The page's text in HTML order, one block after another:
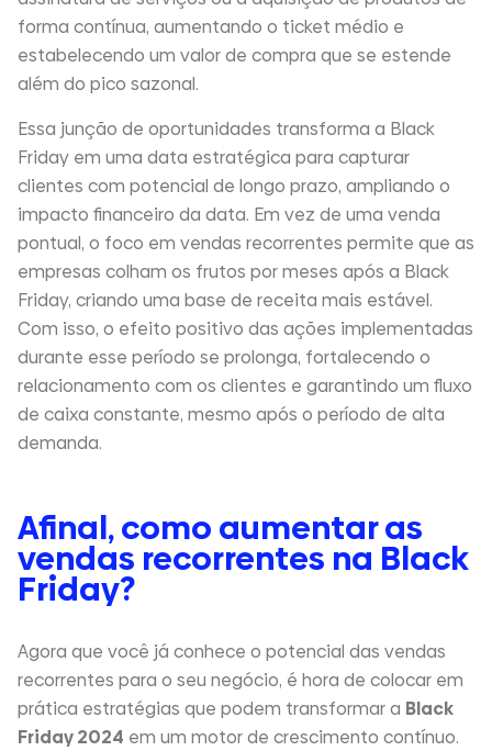
forma contínua, aumentando o ticket médio e
estabelecendo um valor de compra que se estende
além do pico sazonal.
Essa junção de oportunidades transforma a Black
Friday em uma data estratégica para capturar
clientes com potencial de longo prazo, ampliando o
impacto financeiro da data. Em vez de uma venda
pontual, o foco em vendas recorrentes permite que as
empresas colham os frutos por meses após a Black
Friday, criando uma base de receita mais estável.
Com isso, o efeito positivo das ações implementadas
durante esse período se prolonga, fortalecendo o
relacionamento com os clientes e garantindo um fluxo
de caixa constante, mesmo após o período de alta
demanda.
Afinal, como aumentar as
vendas recorrentes na Black
Friday?
Agora que você já conhece o potencial das vendas
recorrentes para o seu negócio, é hora de colocar em
prática estratégias que podem transformar a Black
Friday 2024 em um motor de crescimento contínuo.